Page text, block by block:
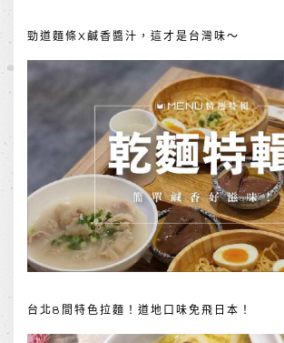
勁道麵條X鹹香醬汁，這才是台灣味～
台北8間特色拉麵！道地口味免飛日本！